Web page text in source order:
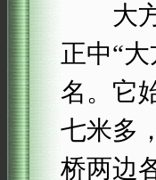
大方
正中“
名。它
七米多
桥两边